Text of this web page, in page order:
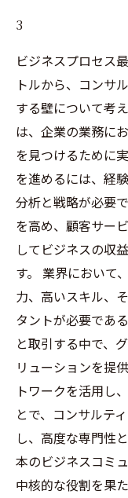
3
ビジネスプロセス
トルから、コンサ
する壁について考
は、企業の業務に
を見つけるために
を進めるには、経
分析と戦略が必要
を高め、顧客サー
してビジネスの収
す。 業界において
力、高いスキル、
タントが必要であ
と取引する中で、
リューションを提
トワークを活用し
とで、コンサルテ
し、高度な専門性
本のビジネスコミ
中核的な役割を果